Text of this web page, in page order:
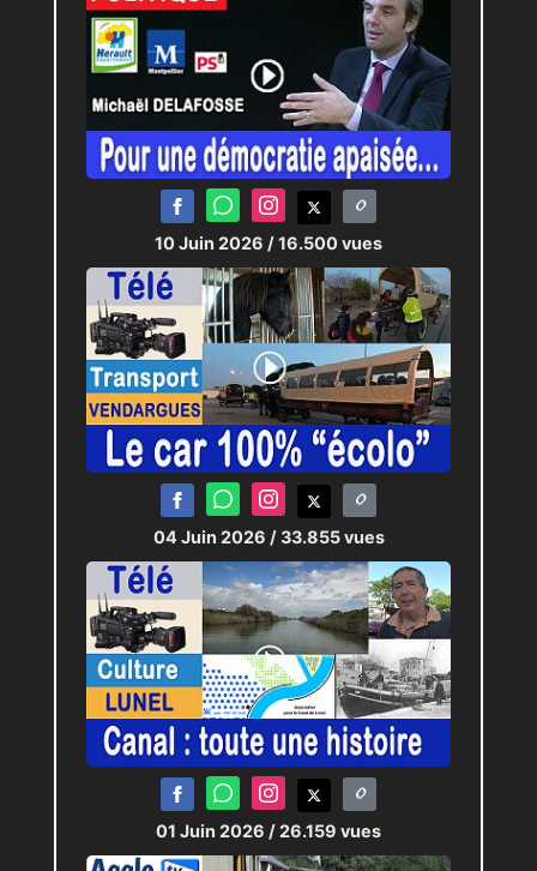
10 Juin 2026 / 16.500 vues
04 Juin 2026 / 33.855 vues
01 Juin 2026 / 26.159 vues